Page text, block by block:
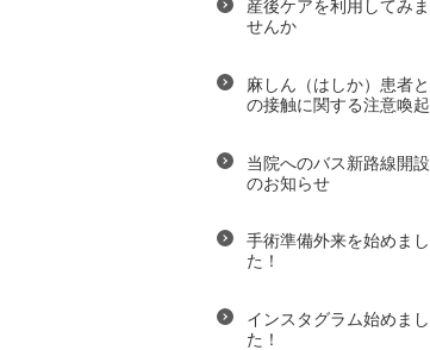
産後ケアを利用してみま
せんか
麻しん（はしか）患者と
の接触に関する注意喚起
当院へのバス新路線開設
のお知らせ
手術準備外来を始めまし
た！
インスタグラム始めまし
た！